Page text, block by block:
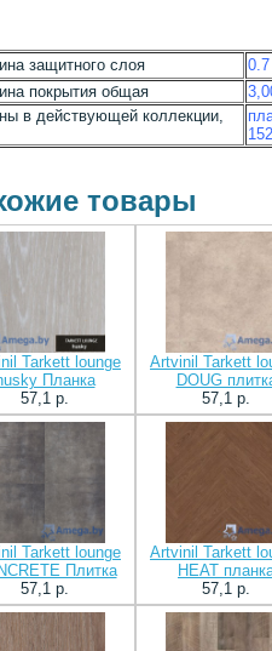
защитного слоя
покрытия общая
в действующей коллекции,
товары
Tarkett lounge
Планка
57,1 p.
Artvinil Tarkett
DOUG
57,1 p.
Tarkett lounge
Плитка
57,1 p.
Artvinil Tarkett
HEAT
57,1 p.